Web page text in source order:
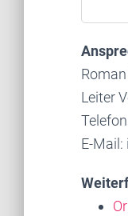
Leiter
E-